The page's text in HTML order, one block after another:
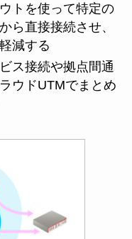
トを使って特定の
ら直接接続させ、
減する
ス接続や拠点間通
ウドUTMでまとめ